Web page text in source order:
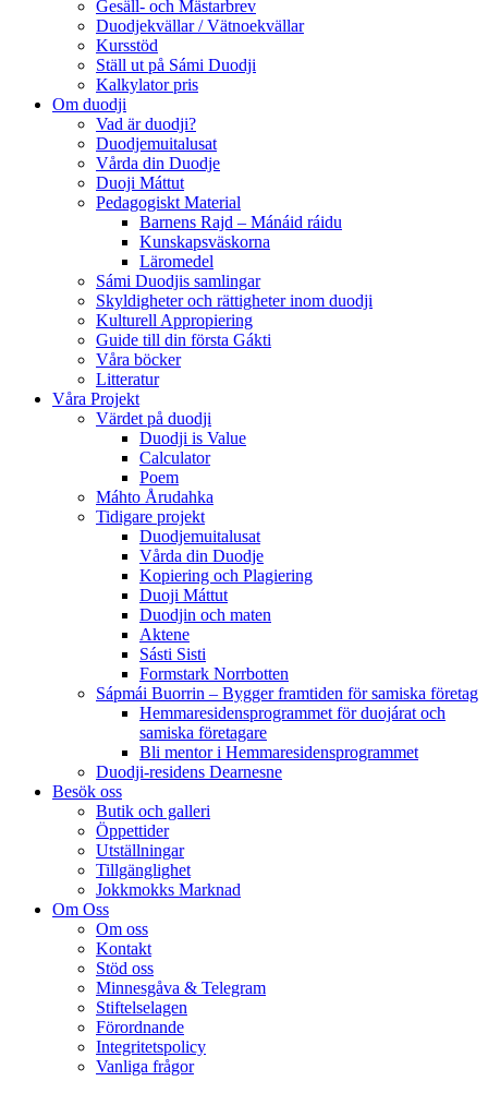
Gesäll- och Mästarbrev
Duodjekvällar / Vätnoekvällar
Kursstöd
Ställ ut på Sámi Duodji
Kalkylator pris
Om duodji
Vad är duodji?
Duodjemuitalusat
Vårda din Duodje
Duoji Máttut
Pedagogiskt Material
Barnens Rajd – Mánáid ráidu
Kunskapsväskorna
Läromedel
Sámi Duodjis samlingar
Skyldigheter och rättigheter inom duodji
Kulturell Appropiering
Guide till din första Gákti
Våra böcker
Litteratur
Våra Projekt
Värdet på duodji​
Duodji is Value
Calculator
Poem
Máhto Årudahka
Tidigare projekt
Duodjemuitalusat
Vårda din Duodje
Kopiering och Plagiering
Duoji Máttut
Duodjin och maten
Aktene
Sásti Sisti
Formstark Norrbotten
Sápmái Buorrin – Bygger framtiden för samiska företag
Hemmaresidensprogrammet för duojárat och
samiska företagare​
Bli mentor i Hemmaresidensprogrammet
Duodji-residens Dearnesne
Besök oss
Butik och galleri
Öppettider
Utställningar
Tillgänglighet
Jokkmokks Marknad
Om Oss
Om oss
Kontakt
Stöd oss
Minnesgåva & Telegram
Stiftelselagen
Förordnande
Integritetspolicy
Vanliga frågor